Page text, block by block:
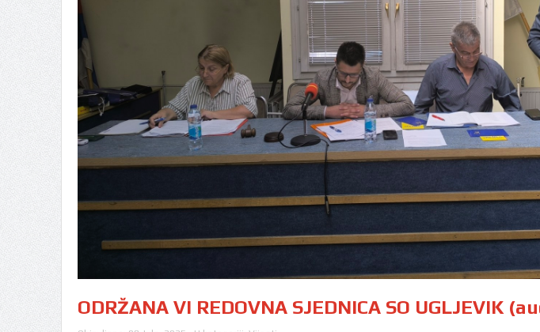
ODRŽANA VI REDOVNA SJEDNICA SO UGLJEVIK